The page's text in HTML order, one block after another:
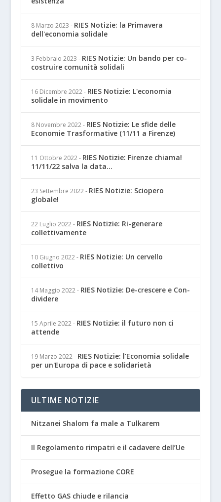
8 Marzo 2023 - RIES Notizie: la Primavera
dell'economia solidale
3 Febbraio 2023 - RIES Notizie: Un bando per co-
costruire comunità solidali
16 Dicembre 2022 - RIES Notizie: L'economia
solidale in movimento
8 Novembre 2022 - RIES Notizie: Le sfide delle
Economie Trasformative (11/11 a Firenze)
11 Ottobre 2022 - RIES Notizie: Firenze chiama!
11/11/22 salva la data...
23 Settembre 2022 - RIES Notizie: Sciopero
globale!
22 Luglio 2022 - RIES Notizie: Ri-generare
collettivamente
10 Giugno 2022 - RIES Notizie: Un cervello
collettivo
14 Maggio 2022 - RIES Notizie: De-crescere e Con-
dividere
15 Aprile 2022 - RIES Notizie: il futuro non ci
attende
19 Marzo 2022 - RIES Notizie: l’Economia solidale
per un'Europa di pace e solidarietà
ULTIME NOTIZIE
Nitzanei Shalom fa male a Tulkarem
Il Regolamento rimpatri e il cadavere dell’Ue
Prosegue la formazione CORE
Effetto GAS chiude e rilancia